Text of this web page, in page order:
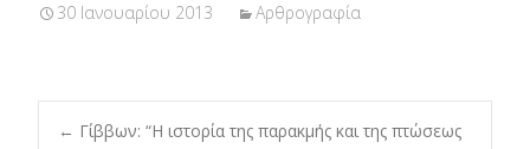
30 Ιανουαρίου 2013 Αρθρογραφία
← Γίββων: “Η ιστορία της παρακμής και της πτώσεως